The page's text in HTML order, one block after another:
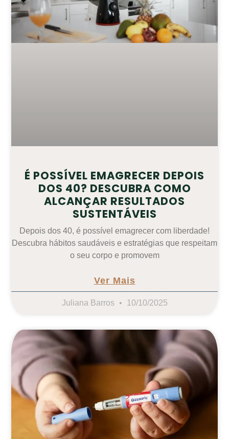
É POSSÍVEL EMAGRECER DEPOIS
DOS 40? DESCUBRA COMO
ALCANÇAR RESULTADOS
SUSTENTÁVEIS
Depois dos 40, é possível emagrecer com liberdade!
Descubra hábitos saudáveis e estratégias que respeitam
o seu corpo e promovem
Ver Mais
Juliana Barros 10/10/2025